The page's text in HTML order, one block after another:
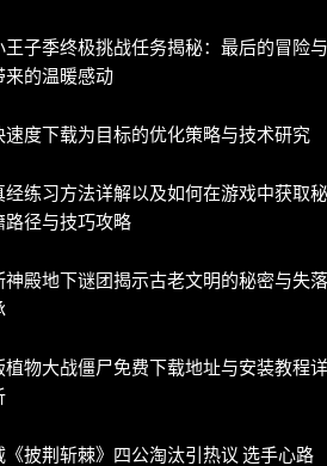
王子季终极挑战任务揭秘：最后的冒险与
来的温暖感动
速度下载为目标的优化策略与技术研究
经练习方法详解以及如何在游戏中获取秘
路径与技巧攻略
神殿地下谜团揭示古老文明的秘密与失落
植物大战僵尸免费下载地址与安装教程详
《披荆斩棘》四公淘汰引热议 选手心路